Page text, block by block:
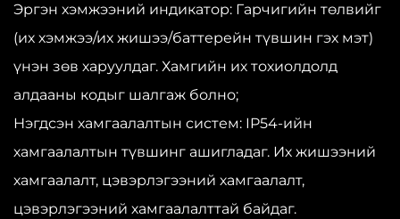
Эргэн хэмжээний индикатор: Гарчигийн төлвийг
(их хэмжээ/их жишээ/баттерейн түвшин гэх мэт)
үнэн зөв харуулдаг. Хамгийн их тохиолдолд
алдааны кодыг шалгаж болно;
Нэгдсэн хамгаалалтын систем: IP54-ийн
хамгаалалтын түвшинг ашигладаг. Их жишээний
хамгаалалт, цэвэрлэгээний хамгаалалт,
цэвэрлэгээний хамгаалалттай байдаг.